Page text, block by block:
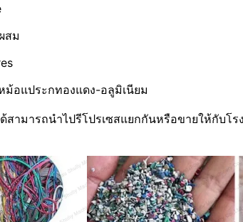
สม
ม้อแประกทองแดง-อลูมิเนียม
ามารถนำไปรีโปรเซสแยกกันหรือขายให้กับโร